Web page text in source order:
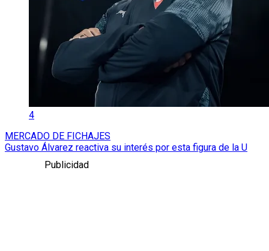
4
MERCADO DE FICHAJES
Gustavo Álvarez reactiva su interés por esta figura de la U
Publicidad